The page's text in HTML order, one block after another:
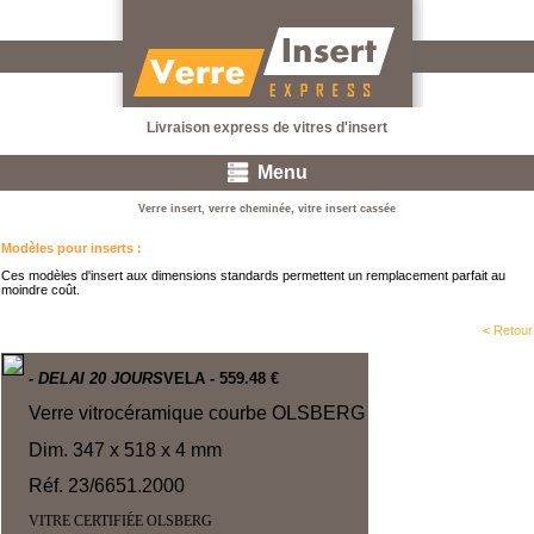
Livraison express de vitres d'insert
Menu
Verre insert, verre cheminée, vitre insert cassée
Modèles pour inserts :
Ces modèles d'insert aux dimensions standards permettent un remplacement parfait au
moindre coût.
< Retour
VELA
- DELAI 20 JOURS - 559.48 €
Verre vitrocéramique courbe OLSBERG
Dim. 347 x 518 x 4 mm
Réf. 23/6651.2000
VITRE CERTIFIÉE OLSBERG